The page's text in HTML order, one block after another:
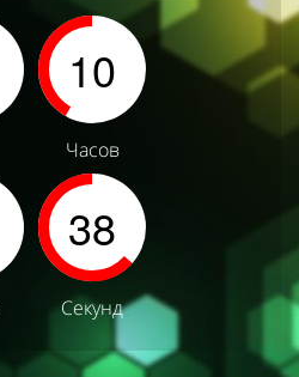
10
Часов
34
Секунды